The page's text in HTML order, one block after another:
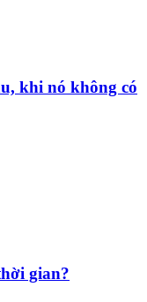
khi nó không có
gian?